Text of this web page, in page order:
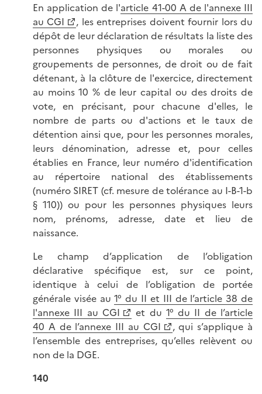
En application de l'article 41-00 A de l'annexe III
au CGI
, les entreprises doivent fournir lors du
dépôt de leur déclaration de résultats la liste des
personnes physiques ou morales ou
groupements de personnes, de droit ou de fait
détenant, à la clôture de l'exercice, directement
au moins 10 % de leur capital ou des droits de
vote, en précisant, pour chacune d'elles, le
nombre de parts ou d'actions et le taux de
détention ainsi que, pour les personnes morales,
leurs dénomination, adresse et, pour celles
établies en France, leur numéro d'identification
au répertoire national des établissements
(numéro SIRET (cf. mesure de tolérance au I-B-1-b
§ 110)) ou pour les personnes physiques leurs
nom, prénoms, adresse, date et lieu de
naissance.
Le champ d’application de l’obligation
déclarative spécifique est, sur ce point,
identique à celui de l’obligation de portée
générale visée au1° du II et III de l’article 38 de
l'annexe III au CGI
et du 1° du II de l’article
40 A de l’annexe III au CGI
, qui s’applique à
l’ensemble des entreprises, qu’elles relèvent ou
non de la DGE.
140